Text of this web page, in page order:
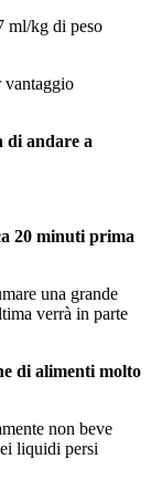
ml/kg di peso
vantaggio
di andare a
20 minuti prima
una grande
verrà in parte
di alimenti molto
non beve
liquidi persi